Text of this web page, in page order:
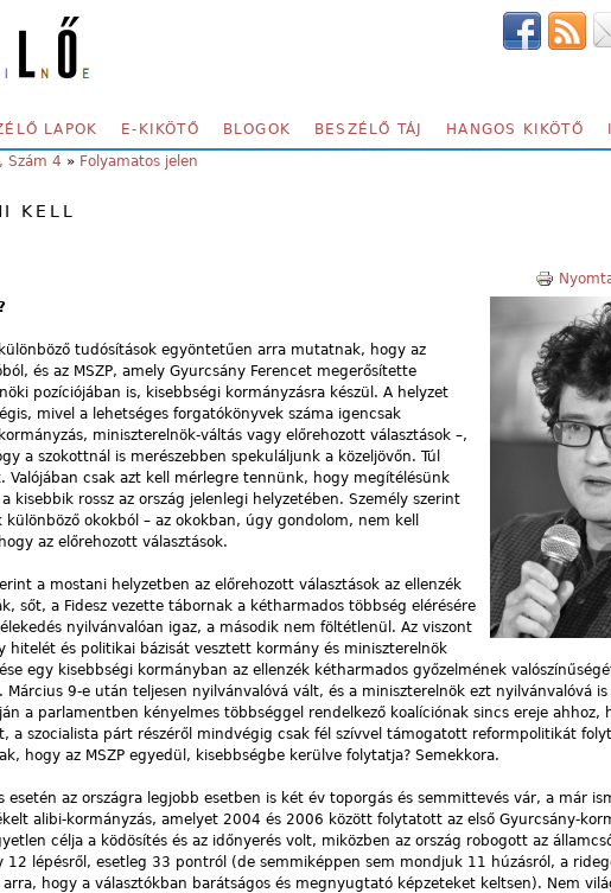
LAPOK E-KIKÖTŐ BLOGOK BESZÉLŐ TÁJ HANGOS KIKÖTŐ
Szám 4 » Folyamatos jelen
KELL
tudósítások egyöntetűen arra mutatnak, hogy az
és az MSZP, amely Gyurcsány Ferencet megerősítette
pozíciójában is, kisebbségi kormányzásra készül. A helyzet
mivel a lehetséges forgatókönyvek száma igencsak
miniszterelnök-váltás vagy előrehozott választások –,
a szokottnál is merészebben spekuláljunk a közeljövőn. Túl
Valójában csak azt kell mérlegre tennünk, hogy megítélésünk
kisebbik rossz az ország jelenlegi helyzetében. Személy szerint
okokból – az okokban, úgy gondolom, nem kell
az előrehozott választások.
a mostani helyzetben az előrehozott választások az ellenzék
sőt, a Fidesz vezette tábornak a kétharmados többség elérésére
nyilvánvalóan igaz, a második nem föltétlenül. Az viszont
hitelét és politikai bázisát vesztett kormány és miniszterelnök
egy kisebbségi kormányban az ellenzék kétharmados győzelmének
Március 9-e után teljesen nyilvánvalóvá vált, és a miniszterelnök ezt nyilvánvalóvá
a parlamentben kényelmes többséggel rendelkező koalíciónak sincs ereje ahhoz,
a szocialista párt részéről mindvégig csak fél szívvel támogatott reformpolitikát
hogy az MSZP egyedül, kisebbségbe kerülve folytatja? Semekkora.
esetén az országra legjobb esetben is két év toporgás és semmittevés vár, a már
alibi-kormányzás, amelyet 2004 és 2006 között folytatott az első Gyurcsány-
célja a ködösítés és az időnyerés volt, miközben az ország robogott az
12 lépésről, esetleg 33 pontról (de semmiképpen sem mondjuk 11 húzásról, a
hogy a választókban barátságos és megnyugtató képzeteket keltsen). Nem